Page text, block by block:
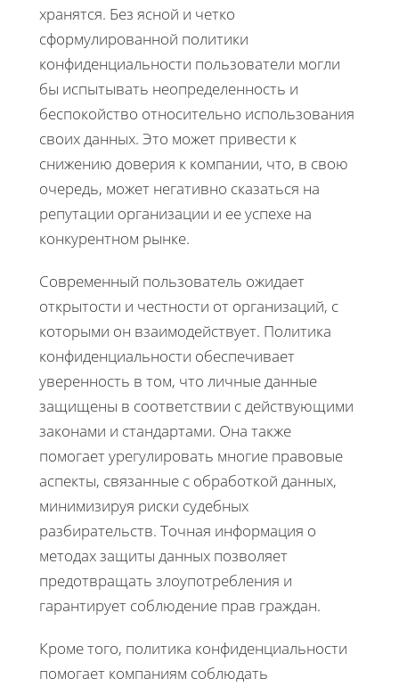
хранятся. Без ясной и четко
сформулированной политики
конфиденциальности пользователи могли
бы испытывать неопределенность и
беспокойство относительно использования
своих данных. Это может привести к
снижению доверия к компании, что, в свою
очередь, может негативно сказаться на
репутации организации и ее успехе на
конкурентном рынке.
Современный пользователь ожидает
открытости и честности от организаций, с
которыми он взаимодействует. Политика
конфиденциальности обеспечивает
уверенность в том, что личные данные
защищены в соответствии с действующими
законами и стандартами. Она также
помогает урегулировать многие правовые
аспекты, связанные с обработкой данных,
минимизируя риски судебных
разбирательств. Точная информация о
методах защиты данных позволяет
предотвращать злоупотребления и
гарантирует соблюдение прав граждан.
Кроме того, политика конфиденциальности
помогает компаниям соблюдать